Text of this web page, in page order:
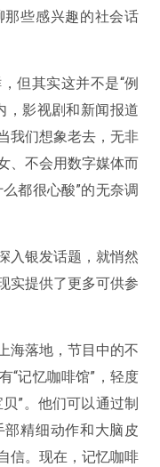
些感兴趣的社会话
但其实这并不是“例
，影视剧和新闻报道
我们想象老去，无非
、不会用数字媒体而
都很心酸”的无奈调
入银发话题，就悄然
实提供了更多可供参
海落地，节目中的不
“记忆咖啡馆”，轻度
”。他们可以通过制
精细动作和大脑皮
信。现在，记忆咖啡